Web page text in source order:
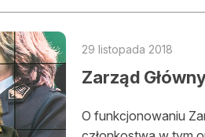
29 listopada 2018
Zarząd
O funkcjonowaniu